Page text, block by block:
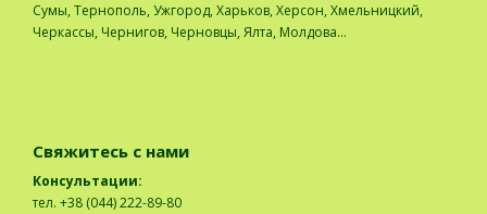
Сумы, Тернополь, Ужгород, Харьков, Херсон, Хмельницкий,
Черкассы, Чернигов, Черновцы, Ялта, Молдова...
Свяжитесь с нами
Консультации:
тел. +38 (044) 222-89-80